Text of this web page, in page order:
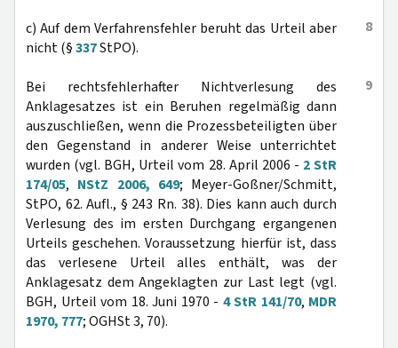
8
c) Auf dem Verfahrensfehler beruht das Urteil aber
nicht (§337StPO).
9
Bei rechtsfehlerhafter Nichtverlesung des
Anklagesatzes ist ein Beruhen regelmäßig dann
auszuschließen, wenn die Prozessbeteiligten über
den Gegenstand in anderer Weise unterrichtet
wurden (vgl. BGH, Urteil vom 28. April 2006 - 2 StR
174/05, NStZ 2006, 649; Meyer-Goßner/Schmitt,
StPO, 62. Aufl., § 243 Rn. 38). Dies kann auch durch
Verlesung des im ersten Durchgang ergangenen
Urteils geschehen. Voraussetzung hierfür ist, dass
das verlesene Urteil alles enthält, was der
Anklagesatz dem Angeklagten zur Last legt (vgl.
BGH, Urteil vom 18. Juni 1970 - 4 StR 141/70, MDR
1970, 777; OGHSt 3, 70).